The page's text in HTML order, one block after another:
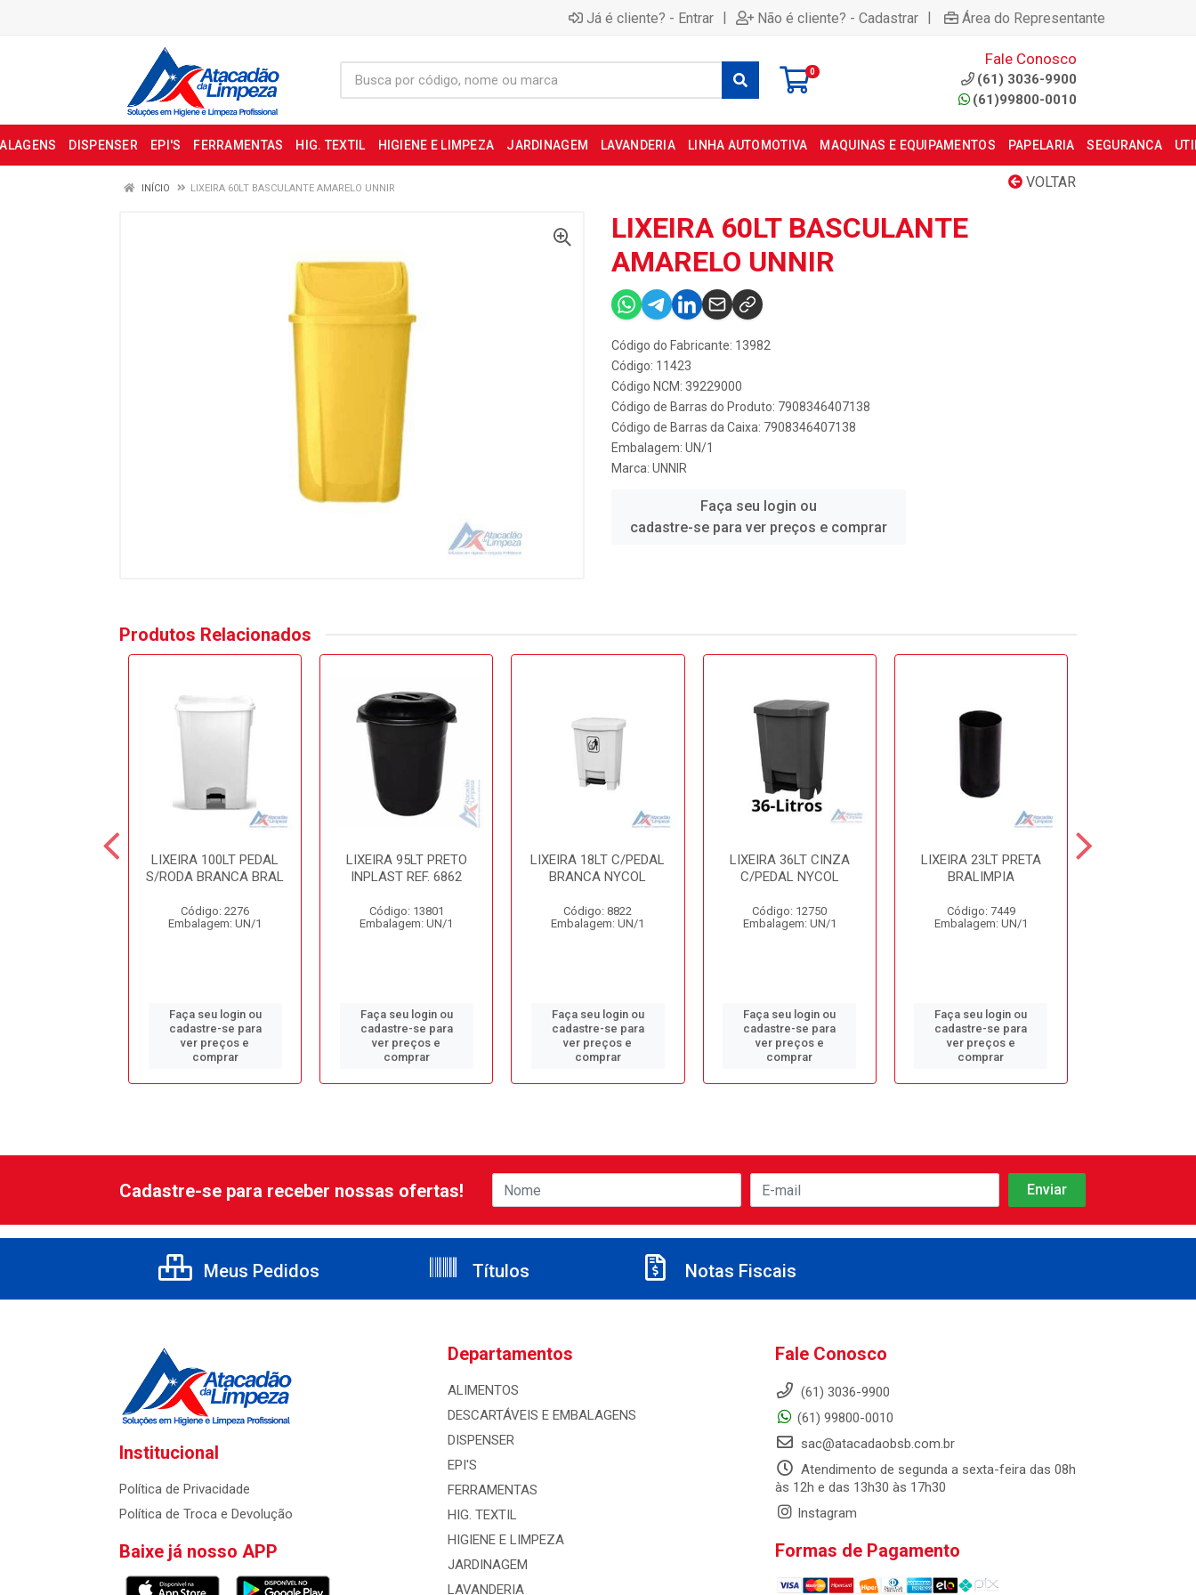
Já é cliente? - Entrar | Não é cliente? - Cadastrar | Área do Representante
0
Fale Conosco
(61) 3036-9900
(61)99800-0010
DISPENSER EPI'S FERRAMENTAS HIG. TEXTIL HIGIENE E LIMPEZA JARDINAGEM LAVANDERIA LINHA AUTOMOTIVA MAQUINAS E EQUIPAMENTOS PAPELARIA SEGURANCA
VOLTAR
INÍCIO LIXEIRA 60LT BASCULANTE AMARELO UNNIR
LIXEIRA 60LT BASCULANTE
AMARELO UNNIR
Código do Fabricante: 13982
Código: 11423
Código NCM: 39229000
Código de Barras do Produto: 7908346407138
Código de Barras da Caixa: 7908346407138
Embalagem: UN/1
Marca: UNNIR
Faça seu login ou
cadastre-se para ver preços e comprar
Produtos Relacionados
LIXEIRA 100LT PEDAL
S/RODA BRANCA BRAL
Código: 2276
Embalagem: UN/1
Faça seu login ou
cadastre-se para
ver preços e
comprar
LIXEIRA 95LT PRETO
INPLAST REF. 6862
Código: 13801
Embalagem: UN/1
Faça seu login ou
cadastre-se para
ver preços e
comprar
LIXEIRA 18LT C/PEDAL
BRANCA NYCOL
Código: 8822
Embalagem: UN/1
Faça seu login ou
cadastre-se para
ver preços e
comprar
LIXEIRA 36LT CINZA
C/PEDAL NYCOL
Código: 12750
Embalagem: UN/1
Faça seu login ou
cadastre-se para
ver preços e
comprar
LIXEIRA 23LT PRETA
BRALIMPIA
Código: 7449
Embalagem: UN/1
Faça seu login ou
cadastre-se para
ver preços e
comprar
Cadastre-se para receber nossas ofertas!
Meus Pedidos Títulos Notas Fiscais
Institucional
Política de Privacidade
Política de Troca e Devolução
Baixe já nosso APP
Departamentos
ALIMENTOS
DESCARTÁVEIS E EMBALAGENS
DISPENSER
EPI'S
FERRAMENTAS
HIG. TEXTIL
HIGIENE E LIMPEZA
JARDINAGEM
LAVANDERIA
Fale Conosco
(61) 3036-9900
(61) 99800-0010
sac@atacadaobsb.com.br
Atendimento de segunda a sexta-feira das 08h
às 12h e das 13h30 às 17h30
Instagram
Formas de Pagamento